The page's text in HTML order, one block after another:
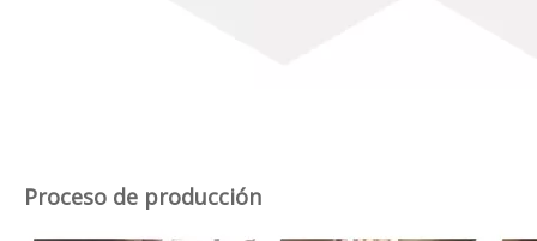
Proceso de producción